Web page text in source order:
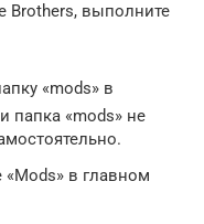
Brothers, выполните
«mods» в
папка «mods» не
«Mods» в главном